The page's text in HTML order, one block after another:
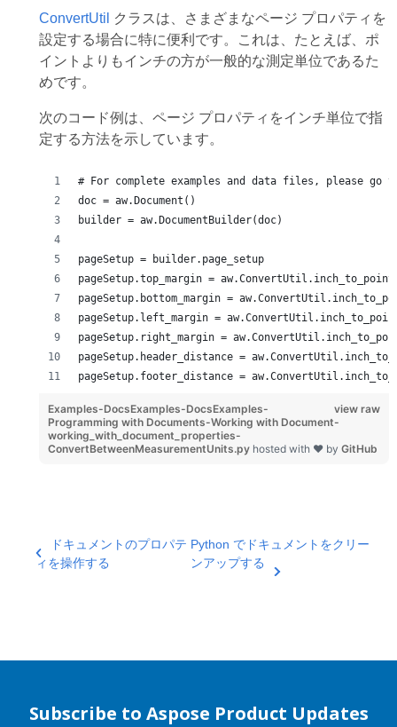
ConvertUtil
クラスは、さまざまなページ プロパティを
設定する場合に特に便利です。これは、たとえば、ポ
イントよりもインチの方が一般的な測定単位であるた
めです。
次のコード例は、ページ プロパティをインチ単位で指
定する方法を示しています。
# For complete examples and data files, please go
doc = aw.Document()
builder = aw.DocumentBuilder(doc)
pageSetup = builder.page_setup
pageSetup.top_margin =
pageSetup.bottom_margin =
pageSetup.left_margin =
pageSetup.right_margin =
pageSetup.header_distance =
pageSetup.footer_distance =
view raw
Examples-DocsExamples-DocsExamples-
Programming with Documents-Working with Document-
working_with_document_properties-
ConvertBetweenMeasurementUnits.py hosted with ❤ by GitHub
ドキュメントのプロパテ
ィを操作する
Python でドキュメントをクリー
ンアップする
Subscribe to Aspose Product Updates